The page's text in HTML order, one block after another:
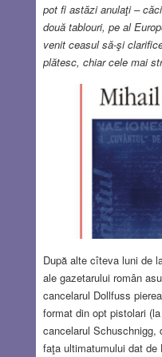
pot fi astăzi anulaţi –
două tablouri, pe al
venit ceasul să-şi
plătesc, chiar cele mai
După alte cîteva luni de
ale gazetarului român
cancelarul Dollfuss
format din opt pistolari
cancelarul Schuschnigg,
faţa ultimatumului dat